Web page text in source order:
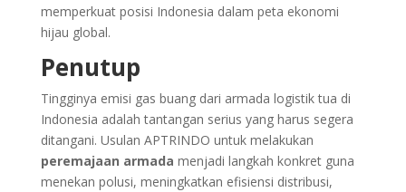
memperkuat posisi Indonesia dalam peta ekonomi
hijau global.
Penutup
Tingginya emisi gas buang dari armada logistik tua di
Indonesia adalah tantangan serius yang harus segera
ditangani. Usulan APTRINDO untuk melakukan
peremajaan armada menjadi langkah konkret guna
menekan polusi, meningkatkan efisiensi distribusi,